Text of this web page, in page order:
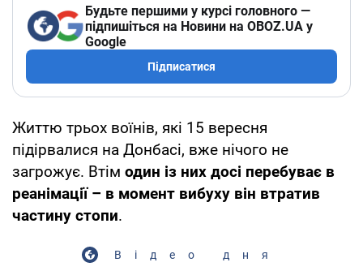
Будьте першими у курсі головного —
підпишіться на Новини на OBOZ.UA у
Google
Підписатися
Життю трьох воїнів, які 15 вересня
підірвалися на Донбасі, вже нічого не
загрожує. Втім один із них досі перебуває в
реанімації – в момент вибуху він втратив
частину стопи.
Відео дня